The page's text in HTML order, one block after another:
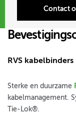
Contact
RVS kabelbinders
Sterke en duurzame
kabelmanagement.
Tie-Lok®.